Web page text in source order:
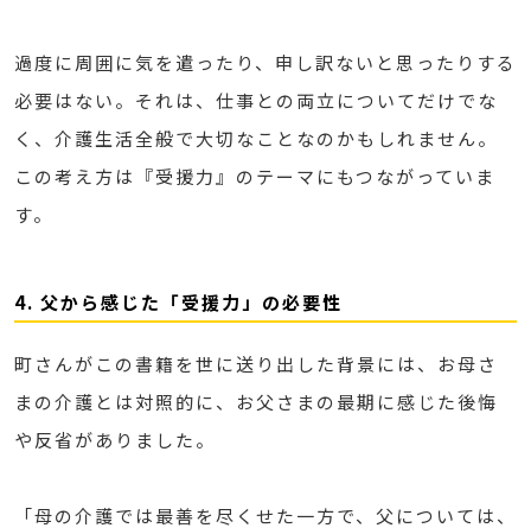
過度に周囲に気を遣ったり、申し訳ないと思ったりする
必要はない。それは、仕事との両立についてだけでな
く、介護生活全般で大切なことなのかもしれません。
この考え方は『受援力』のテーマにもつながっていま
す。
4. 父から感じた「受援力」の必要性
町さんがこの書籍を世に送り出した背景には、お母さ
まの介護とは対照的に、お父さまの最期に感じた後悔
や反省がありました。
「母の介護では最善を尽くせた一方で、父については、